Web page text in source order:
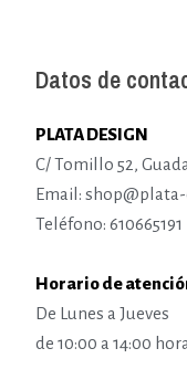
Datos de
PLATA DESIGN
C/ Tomillo 52,
Email:
Teléfono: 610665191
Horario de
De Lunes a Jueves
de 10:00 a 14:00